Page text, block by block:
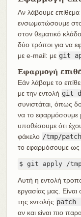
Αν λάβουμε
ενσωματώσουμε
στον θεματικό
δύο τρόποι για να
με e-mail: με git
Εφαρμογή
Εάν λάβαμε το
με την εντολή git
συνιστάται, όπως
να το εφαρμόσουμε
υποθέσουμε ότι
φάκελο /tmp/
το εφαρμόσουμε ως
$ git apply /
Αυτή η εντολή
εργασίας μας.
της εντολής patch
αν και είναι πιο